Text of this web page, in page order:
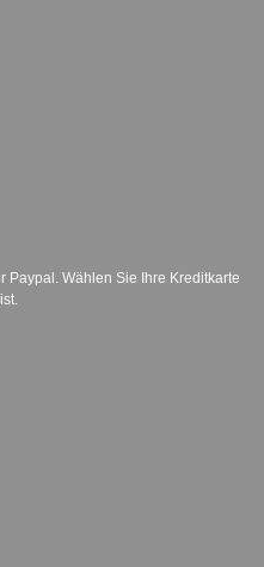
Paypal. Wählen Sie Ihre Kreditkarte